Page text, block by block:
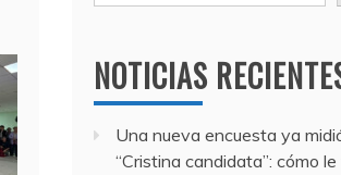
NOTICIAS
Una nueva encuesta ya
“Cristina candidata”: cómo le